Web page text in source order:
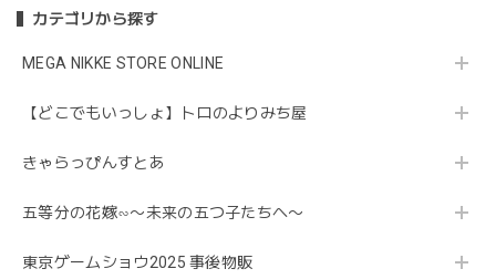
カテゴリから探す
MEGA NIKKE STORE ONLINE
【どこでもいっしょ】トロのよりみち屋
きゃらっぴんすとあ
五等分の花嫁∽〜未来の五つ子たちへ〜
東京ゲームショウ2025 事後物販